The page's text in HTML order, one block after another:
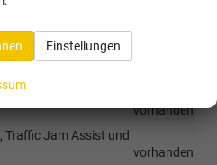
in Verbindung mit
vorhanden
Traffic Jam Assist und
vorhanden
Einstellungen